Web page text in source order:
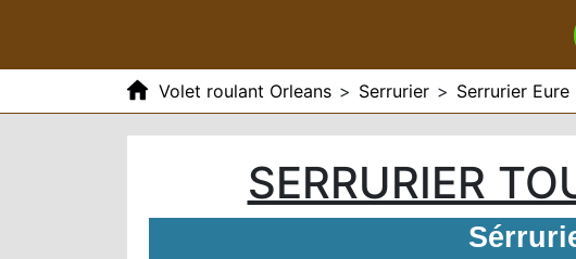
Volet roulant Orleans > Serrurier > Serrurier Eure
SERRURIER